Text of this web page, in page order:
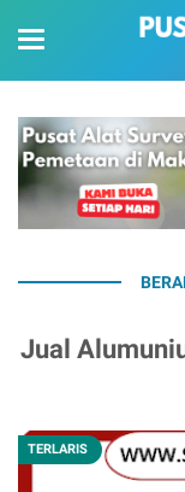
Jual
TERLARIS